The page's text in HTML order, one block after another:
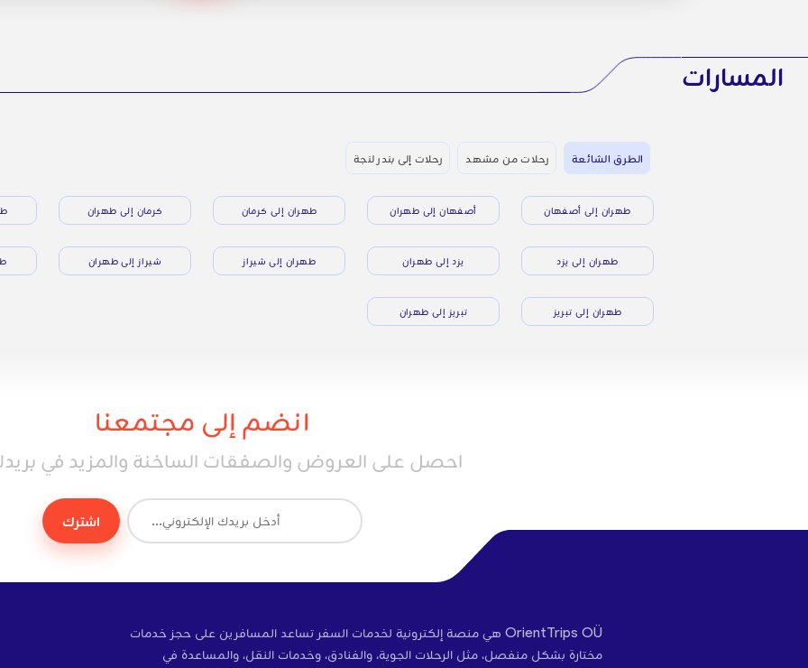
المسارات
الطرق الشائعة رحلات من مشهد رحلات إلى بندر لنجة
طهران إلى أصفهان أصفهان إلى طهران طهران إلى كرمان كرمان إلى طهران
طهران إلى يزد يزد إلى طهران طهران إلى شيراز شيراز إلى طهران
طهران إلى تبريز تبريز إلى طهران
انضم إلى مجتمعنا
احصل على العروض والصفقات الساخنة والمزيد في بريدك
اشترك
OrientTrips OÜ هي منصة إلكترونية لخدمات السفر تساعد المسافرين على حجز خدمات
مختارة بشكل منفصل، مثل الرحلات الجوية، والفنادق، وخدمات النقل، والمساعدة في